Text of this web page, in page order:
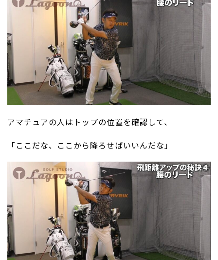
アマチュアの人はトップの位置を確認して、
「ここだな、ここから降ろせばいいんだな」